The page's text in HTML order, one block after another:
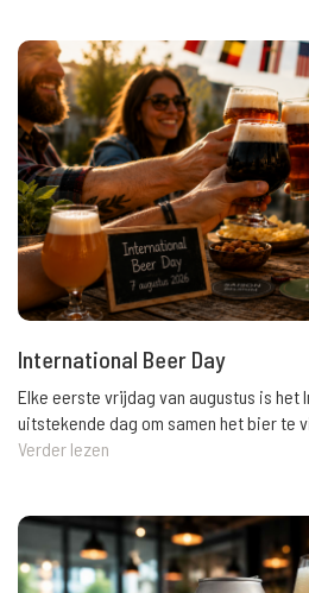
International Beer Day
Elke eerste vrijdag van augustus is het
uitstekende dag om samen het bier te
Verder lezen